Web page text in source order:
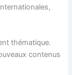
thématique.
contenus